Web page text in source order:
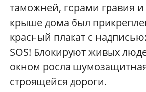
таможней, горами гравия и
крыше дома был
красный плакат с
SOS! Блокируют живых
окном росла
строящейся дороги.